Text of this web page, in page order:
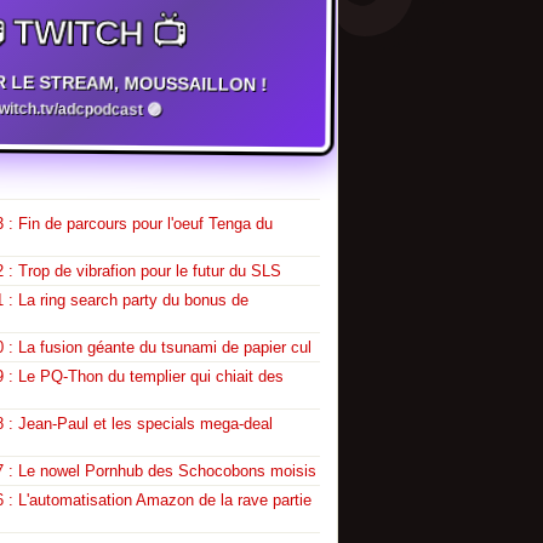
TWITCH 📺
LE STREAM, MOUSSAILLON !
adcpodcast 🟣
: Fin de parcours pour l'oeuf Tenga du
: Trop de vibrafion pour le futur du SLS
: La ring search party du bonus de
: La fusion géante du tsunami de papier cul
: Le PQ-Thon du templier qui chiait des
: Jean-Paul et les specials mega-deal
: Le nowel Pornhub des Schocobons moisis
: L'automatisation Amazon de la rave partie